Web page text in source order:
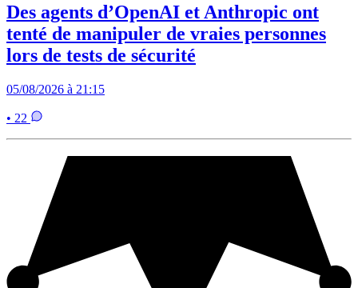
Des agents d’OpenAI et Anthropic ont
tenté de manipuler de vraies personnes
lors de tests de sécurité
05/08/2026 à 21:15
• 22